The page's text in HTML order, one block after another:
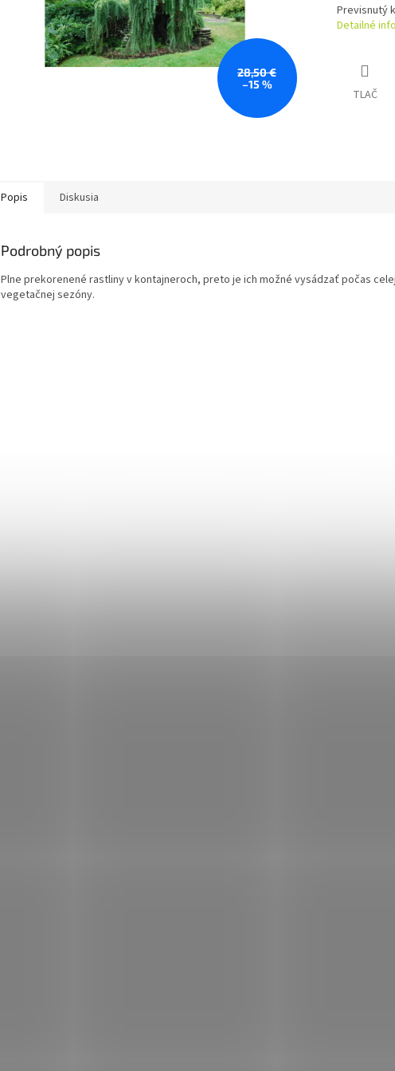
28,50 €
–15 %
Previsnutý
Detailné
TLAČ
Popis Diskusia
Podrobný popis
Plne prekorenené rastliny v kontajneroch, preto je ich možné vysádzať počas celej
vegetačnej sezóny.